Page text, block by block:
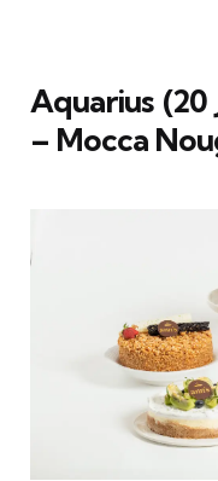
Aquarius (20
– Mocca